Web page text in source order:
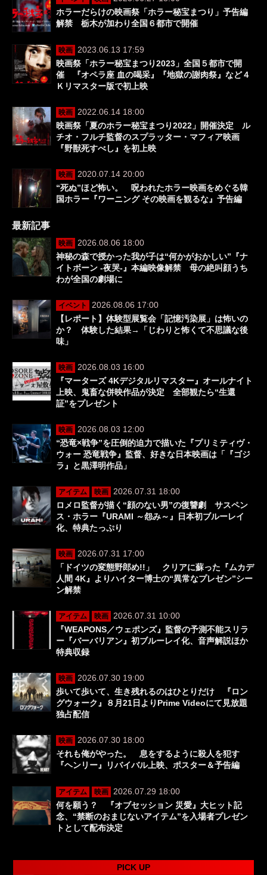
ホラーだらけの映画祭「ホラー秘宝まつり」予告編
解禁 栃木が加わり全国６都市で開催
映画
2023.06.13 17:59
映画祭「ホラー秘宝まつり2023」全国５都市で開
催 『オペラ座 血の喝采』『地獄の謝肉祭』など４
Ｋリマスター版で初上映
映画
2022.06.14 18:00
映画祭「夏のホラー秘宝まつり2022」開催決定 ル
チオ・フルチ監督のスプラッター・マフィア映画
『野獣死すべし』を初上映
映画
2020.07.14 20:00
“死ぬ”ほど怖い。 呪われたホラー映画をめぐる韓
国ホラー『ワーニング その映画を観るな』予告編
最新記事
映画
2026.08.06 18:00
神秘の森で授かった我が子は“何かがおかしい”『ナ
イトボーン -夜哭-』本編映像解禁 母の絶叫顔うち
わが全国の劇場に
イベント
2026.08.06 17:00
【レポート】体験型展覧会「記憶汚染展」は怖いの
か？ 体験した結果→「じわりと怖くて不思議な後
味」
映画
2026.08.03 16:00
『マーターズ 4Kデジタルリマスター』オールナイト
上映、鬼畜な併映作品が決定 全部観たら“生還
証”をプレゼント
映画
2026.08.03 12:00
“恐竜×戦争”を圧倒的迫力で描いた『プリミティヴ・
ウォー 恐竜戦争』監督、好きな日本映画は「『ゴジ
ラ』と黒澤明作品」
アイテム 映画
2026.07.31 18:00
ロメロ監督が描く“顔のない男”の復讐劇 サスペン
ス・ホラー『URAMI ～怨み～』日本初ブルーレイ
化、特典たっぷり
映画
2026.07.31 17:00
「ドイツの変態野郎め!!」 クリアに蘇った『ムカデ
人間 4K』よりハイター博士の“異常なプレゼン”シー
ン解禁
アイテム 映画
2026.07.31 10:00
『WEAPONS／ウェポンズ』監督の予測不能スリラ
ー『バーバリアン』初ブルーレイ化、音声解説ほか
特典収録
映画
2026.07.30 19:00
歩いて歩いて、生き残れるのはひとりだけ 『ロン
グウォーク』８月21日よりPrime Videoにて見放題
独占配信
映画
2026.07.30 18:00
それも俺がやった。 息をするように殺人を犯す
『ヘンリー』リバイバル上映、ポスター＆予告編
アイテム 映画
2026.07.29 18:00
何を願う？ 『オブセッション 災愛』大ヒット記
念、“禁断のおまじないアイテム”を入場者プレゼン
トとして配布決定
PICK UP